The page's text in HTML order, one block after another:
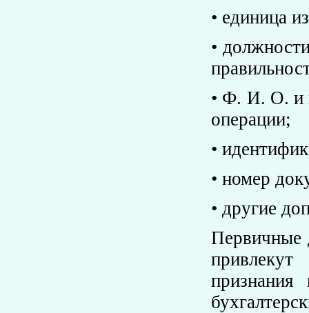
• единица
•
• Ф. И. О. и
операции;
•
• номер
• другие
Первичные